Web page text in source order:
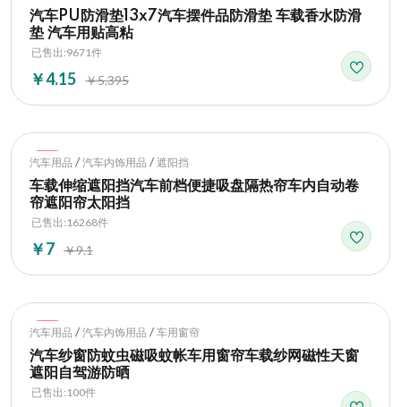
汽车PU防滑垫13x7汽车摆件品防滑垫 车载香水防滑
垫 汽车用贴高粘
已售出:9671件
￥4.15 ￥5.395
Hot
汽车用品 / 汽车内饰用品 / 遮阳挡
车载伸缩遮阳挡汽车前档便捷吸盘隔热帘车内自动卷
帘遮阳帘太阳挡
已售出:16268件
￥7 ￥9.1
Hot
汽车用品 / 汽车内饰用品 / 车用窗帘
汽车纱窗防蚊虫磁吸蚊帐车用窗帘车载纱网磁性天窗
遮阳自驾游防晒
已售出:100件